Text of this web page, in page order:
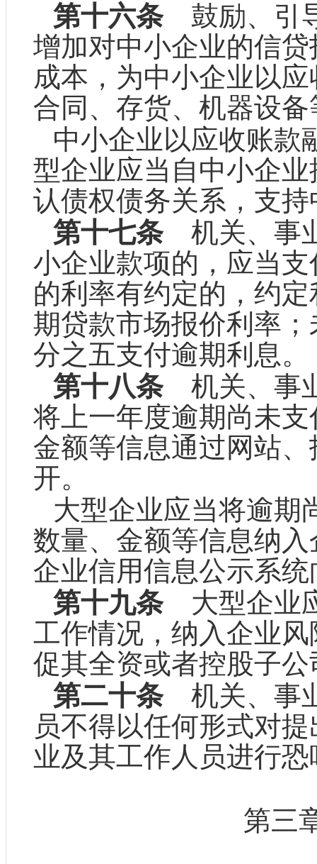
第十六条鼓励、引
增加对中小企业的信
成本，为中小企业以
合同、存货、机器设
中小企业以应收账款
型企业应当自中小企
认债权债务关系，支
第十七条机关、事
小企业款项的，应当
的利率有约定的，约
期贷款市场报价利率
分之五支付逾期利息。
第十八条机关、事
将上一年度逾期尚未
金额等信息通过网站
开。
大型企业应当将逾期
数量、金额等信息纳
企业信用信息公示系
第十九条大型企业
工作情况，纳入企业
促其全资或者控股子
第二十条机关、事
员不得以任何形式对
业及其工作人员进行
第三